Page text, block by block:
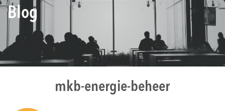
Blog
mkb-energie-beheer